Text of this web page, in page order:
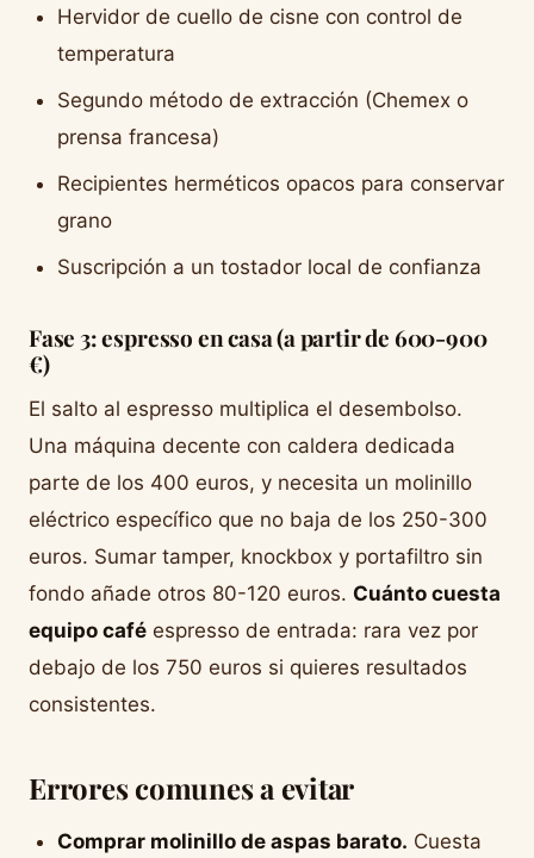
Hervidor de cuello de cisne con control de
temperatura
Segundo método de extracción (Chemex o
prensa francesa)
Recipientes herméticos opacos para conservar
grano
Suscripción a un tostador local de confianza
Fase 3: espresso en casa (a partir de 600-900
€)
El salto al espresso multiplica el desembolso.
Una máquina decente con caldera dedicada
parte de los 400 euros, y necesita un molinillo
eléctrico específico que no baja de los 250-300
euros. Sumar tamper, knockbox y portafiltro sin
fondo añade otros 80-120 euros. Cuánto cuesta
equipo café espresso de entrada: rara vez por
debajo de los 750 euros si quieres resultados
consistentes.
Errores comunes a evitar
Comprar molinillo de aspas barato. Cuesta